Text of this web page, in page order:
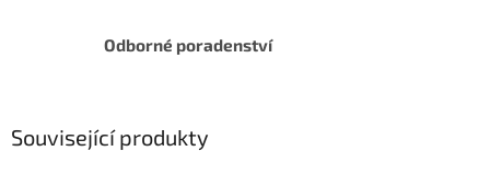
Odborné poradenství
Související produkty